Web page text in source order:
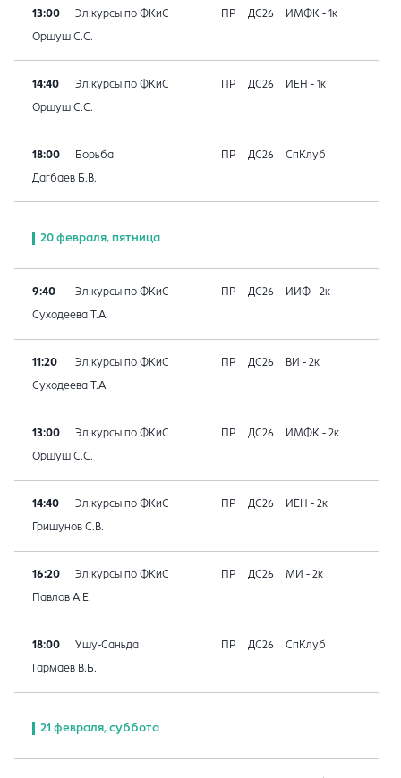
13:00 Эл.курсы по ФКиС ПР ДС26 ИМФК - 1к
Оршуш С.С.
14:40 Эл.курсы по ФКиС ПР ДС26 ИЕН - 1к
Оршуш С.С.
18:00 Борьба ПР ДС26 СпКлуб
Дагбаев Б.В.
20 февраля, пятница
9:40 Эл.курсы по ФКиС ПР ДС26 ИИФ - 2к
Суходеева Т.А.
11:20 Эл.курсы по ФКиС ПР ДС26 ВИ - 2к
Суходеева Т.А.
13:00 Эл.курсы по ФКиС ПР ДС26 ИМФК - 2к
Оршуш С.С.
14:40 Эл.курсы по ФКиС ПР ДС26 ИЕН - 2к
Гришунов С.В.
16:20 Эл.курсы по ФКиС ПР ДС26 МИ - 2к
Павлов А.Е.
18:00 Ушу-Саньда ПР ДС26 СпКлуб
Гармаев В.Б.
21 февраля, суббота